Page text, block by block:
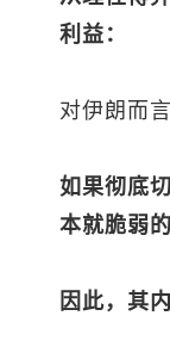
利益：
对伊朗而
如果彻底
本就脆弱
因此，其